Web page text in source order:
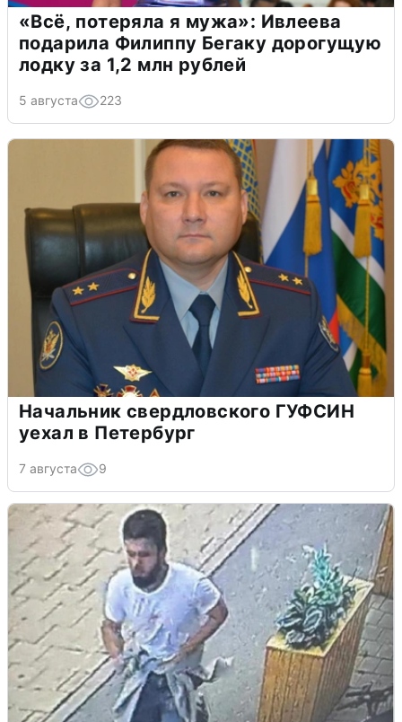
«Всё, потеряла я мужа»: Ивлеева
подарила Филиппу Бегаку дорогущую
лодку за 1,2 млн рублей
5 августа 223
Начальник свердловского ГУФСИН
уехал в Петербург
7 августа 9